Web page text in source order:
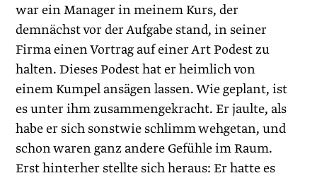
war ein Manager in meinem Kurs, der
demnächst vor der Aufgabe stand, in seiner
Firma einen Vortrag auf einer Art Podest zu
halten. Dieses Podest hat er heimlich von
einem Kumpel ansägen lassen. Wie geplant, ist
es unter ihm zusammengekracht. Er jaulte, als
habe er sich sonstwie schlimm wehgetan, und
schon waren ganz andere Gefühle im Raum.
Erst hinterher stellte sich heraus: Er hatte es